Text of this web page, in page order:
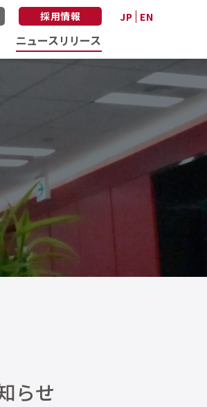
採用情報 JP EN
ニュースリリース
らせ